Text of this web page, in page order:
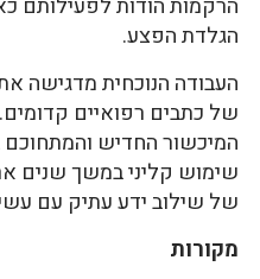
הגלדת הפצע.
העבודה הנוכחית מדגישה
של כתבים רפואיים
המיכשור החדיש והמתחוכם
שימוש קליני במשך שנים
של שילוב ידע עתיק עם
מקורות